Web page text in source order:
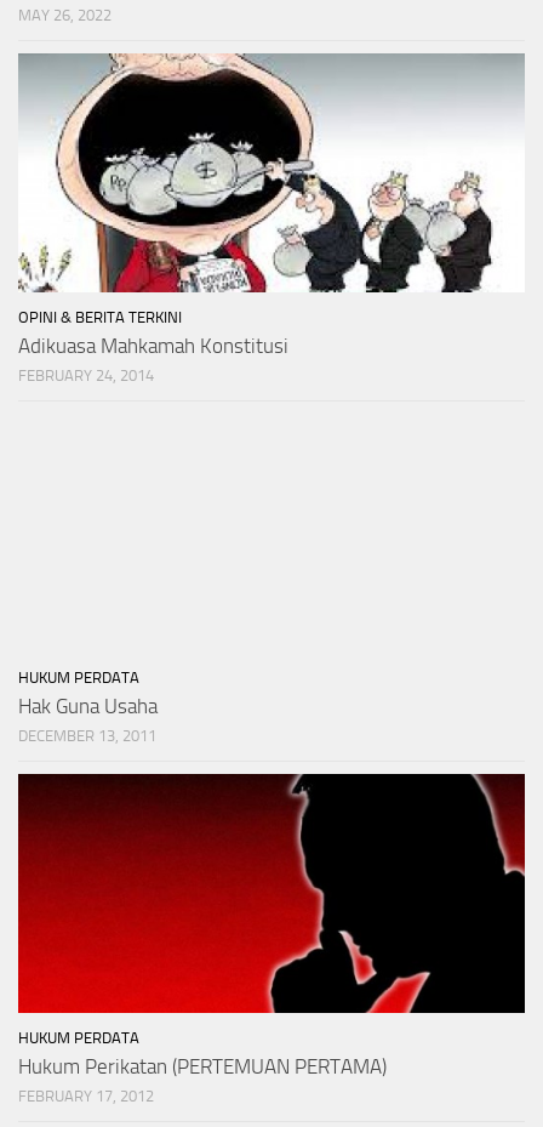
MAY 26, 2022
OPINI & BERITA TERKINI
Adikuasa Mahkamah Konstitusi
FEBRUARY 24, 2014
HUKUM PERDATA
Hak Guna Usaha
DECEMBER 13, 2011
HUKUM PERDATA
Hukum Perikatan (PERTEMUAN PERTAMA)
FEBRUARY 17, 2012